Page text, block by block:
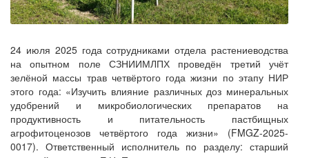
24 июля 2025 года сотрудниками отдела растениеводства
на опытном поле СЗНИИМЛПХ проведён третий учёт
зелёной массы трав четвёртого года жизни по этапу НИР
этого года: «Изучить влияние различных доз минеральных
удобрений и микробиологических препаратов на
продуктивность и питательность пастбищных
агрофитоценозов четвёртого года жизни» (FMGZ-2025-
0017). Ответственный исполнитель по разделу: старший